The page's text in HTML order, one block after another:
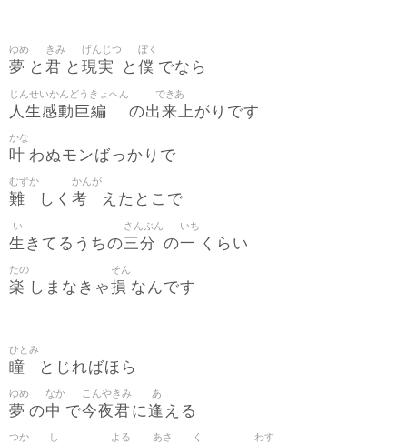
夢
ゆめ
と 君
きみ
と 現実
げんじつ
と 僕
ぼく
でなら
人生感動巨編
じんせいかんどうきょへん
の出来上
できあ
がりです
叶
かな
わぬモンばっかりで
難
むずか
しく 考
かんが
えたとこで
生
い
きてるうちの三分
さんぶん
の一
いち
くらい
楽
たの
しまなきゃ損
そん
なんです
瞳
ひとみ
とじればほら
夢
ゆめ
の中
なか
で今夜君
こんやきみ
に逢
あ
える
つか し よる あさ く わす